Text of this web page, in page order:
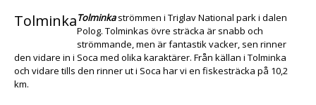
TolminkaTolminkaströmmen i Triglav National park i dalen
Polog. Tolminkas övre sträcka är snabb och
strömmande, men är fantastik vacker, sen rinner
den vidare in i Soca med olika karaktärer. Från källan i Tolminka
och vidare tills den rinner ut i Soca har vi en fiskesträcka på 10,2
km.